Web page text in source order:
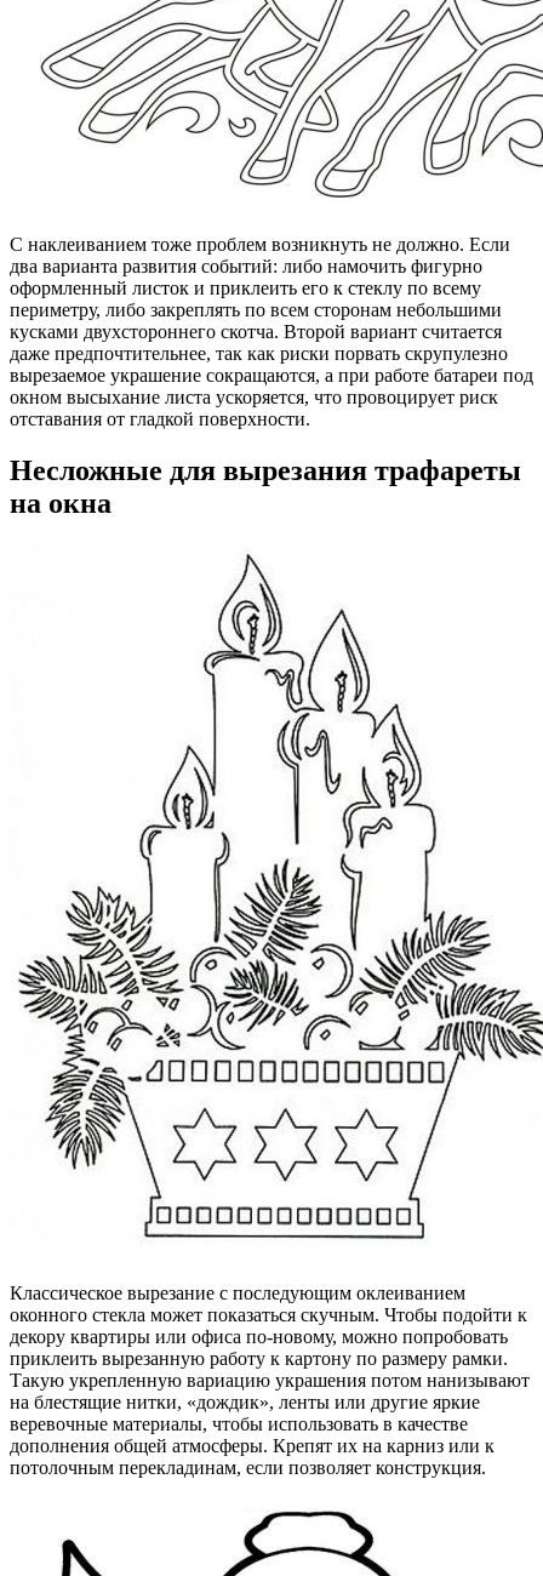
С наклеиванием тоже проблем возникнуть не должно. Если
два варианта развития событий: либо намочить фигурно
оформленный листок и приклеить его к стеклу по всему
периметру, либо закреплять по всем сторонам небольшими
кусками двухстороннего скотча. Второй вариант считается
даже предпочтительнее, так как риски порвать скрупулезно
вырезаемое украшение сокращаются, а при работе батареи под
окном высыхание листа ускоряется, что провоцирует риск
отставания от гладкой поверхности.
Несложные для вырезания трафареты
на окна
Классическое вырезание с последующим оклеиванием
оконного стекла может показаться скучным. Чтобы подойти к
декору квартиры или офиса по-новому, можно попробовать
приклеить вырезанную работу к картону по размеру рамки.
Такую укрепленную вариацию украшения потом нанизывают
на блестящие нитки, «дождик», ленты или другие яркие
веревочные материалы, чтобы использовать в качестве
дополнения общей атмосферы. Крепят их на карниз или к
потолочным перекладинам, если позволяет конструкция.